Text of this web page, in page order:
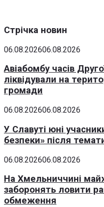
Стрічка новин
06.08.202606.08.2026
Авіабомбу часів
ліквідували на
громади
06.08.202606.08.2026
У Славуті юні
безпеки» після
06.08.202606.08.2026
На Хмельниччині
заборонять ловити
обмеження